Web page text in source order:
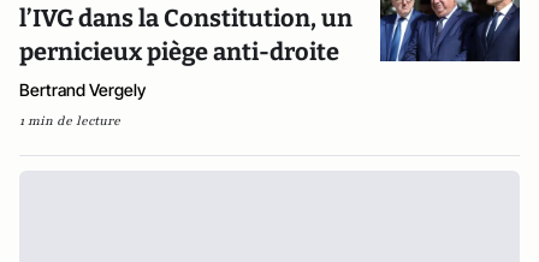
l’IVG dans la Constitution, un
pernicieux piège anti-droite
Bertrand Vergely
1 min de lecture